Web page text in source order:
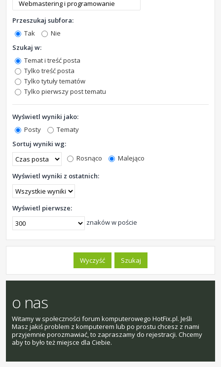
Przeszukaj subfora:
Tak
Nie
Szukaj w:
Temat i treść posta
Tylko treść posta
Tylko tytuły tematów
Tylko pierwszy post tematu
Wyświetl wyniki jako:
Posty
Tematy
Sortuj wyniki wg:
Rosnąco
Malejąco
Wyświetl wyniki z ostatnich:
Wyświetl pierwsze:
znaków w poście
o nas
Witamy w społeczności forum komputerowego HotFix.pl. Jeśli
Masz jakiś problem z komputerem lub po prostu chcesz z nami
przyjemnie porozmawiać, to zapraszamy do rejestracji. Chcemy
aby to było też miejsce dla Ciebie.